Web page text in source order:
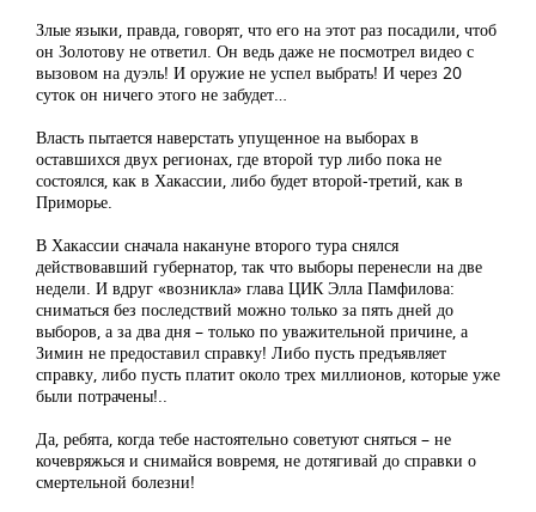
Злые языки, правда, говорят, что его на этот раз посадили, чтоб
он Золотову не ответил. Он ведь даже не посмотрел видео с
вызовом на дуэль! И оружие не успел выбрать! И через 20
суток он ничего этого не забудет…
Власть пытается наверстать упущенное на выборах в
оставшихся двух регионах, где второй тур либо пока не
состоялся, как в Хакассии, либо будет второй-третий, как в
Приморье.
В Хакассии сначала накануне второго тура снялся
действовавший губернатор, так что выборы перенесли на две
недели. И вдруг «возникла» глава ЦИК Элла Памфилова:
сниматься без последствий можно только за пять дней до
выборов, а за два дня – только по уважительной причине, а
Зимин не предоставил справку! Либо пусть предъявляет
справку, либо пусть платит около трех миллионов, которые уже
были потрачены!..
Да, ребята, когда тебе настоятельно советуют сняться – не
кочевряжься и снимайся вовремя, не дотягивай до справки о
смертельной болезни!